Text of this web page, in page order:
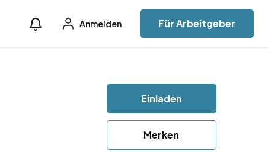
Anmelden Für Arbeitgeber
Einladen
Merken